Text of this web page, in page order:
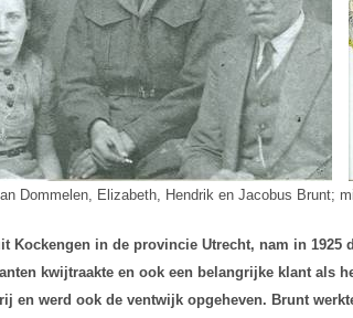
Dommelen, Elizabeth, Hendrik en Jacobus Brunt;
Kockengen in de provincie Utrecht, nam in 1925
kwijtraakte en ook een belangrijke klant als
en werd ook de ventwijk opgeheven. Brunt